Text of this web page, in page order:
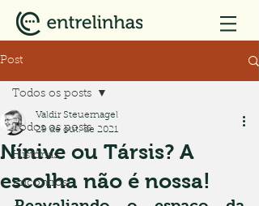
Post
Todos os posts
Histórias
Encontros
Todos os posts
Nínive ou Társis? A
escolha não é nossa!
Valdir Steuernagel
29 de out. de 2021